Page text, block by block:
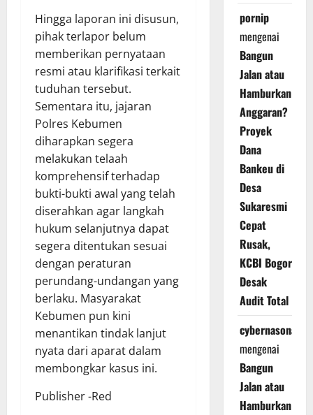
Hingga laporan ini disusun,
pihak terlapor belum
memberikan pernyataan
resmi atau klarifikasi terkait
tuduhan tersebut.
Sementara itu, jajaran
Polres Kebumen
diharapkan segera
melakukan telaah
komprehensif terhadap
bukti-bukti awal yang telah
diserahkan agar langkah
hukum selanjutnya dapat
segera ditentukan sesuai
dengan peraturan
perundang-undangan yang
berlaku. Masyarakat
Kebumen pun kini
menantikan tindak lanjut
nyata dari aparat dalam
membongkar kasus ini.
Publisher -Red
pornip
mengenai
Bangun
Jalan atau
Hamburkan
Anggaran?
Proyek
Dana
Bankeu di
Desa
Sukaresmi
Cepat
Rusak,
KCBI Bogor
Desak
Audit Total
cybernasonal
mengenai
Bangun
Jalan atau
Hamburkan